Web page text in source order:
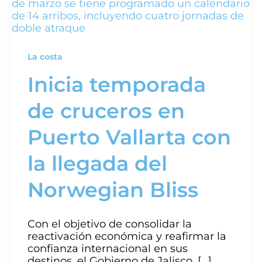
La costa
Inicia temporada
de cruceros en
Puerto Vallarta con
la llegada del
Norwegian Bliss
Con el objetivo de consolidar la
reactivación económica y reafirmar la
confianza internacional en sus